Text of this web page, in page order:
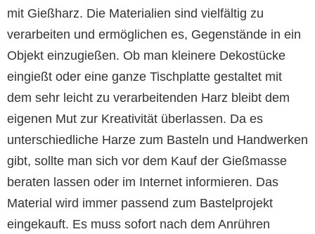
mit Gießharz. Die Materialien sind vielfältig zu
verarbeiten und ermöglichen es, Gegenstände in ein
Objekt einzugießen. Ob man kleinere Dekostücke
eingießt oder eine ganze Tischplatte gestaltet mit
dem sehr leicht zu verarbeitenden Harz bleibt dem
eigenen Mut zur Kreativität überlassen. Da es
unterschiedliche Harze zum Basteln und Handwerken
gibt, sollte man sich vor dem Kauf der Gießmasse
beraten lassen oder im Internet informieren. Das
Material wird immer passend zum Bastelprojekt
eingekauft. Es muss sofort nach dem Anrühren